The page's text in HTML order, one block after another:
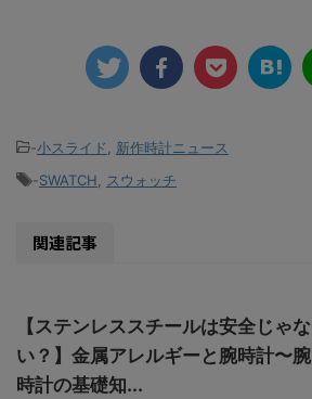
-小スライド
新作時計ニュース
-SWATCH スウォッチ
関連記事
【ステンレススチールは安全じゃな
い？】金属アレルギーと腕時計〜腕
時計の基礎知...